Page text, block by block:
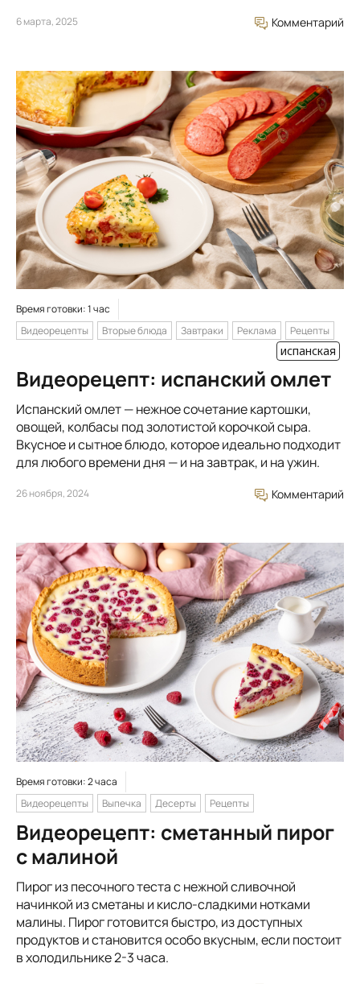
6 марта, 2025 Комментарий
Время готовки: 1 час
Видеорецепты
Вторые блюда Завтраки Реклама Рецепты
испанская
Видеорецепт: испанский омлет
Испанский омлет — нежное сочетание картошки,
овощей, колбасы под золотистой корочкой сыра.
Вкусное и сытное блюдо, которое идеально подходит
для любого времени дня — и на завтрак, и на ужин.
26 ноября, 2024 Комментарий
Время готовки: 2 часа
Видеорецепты
Выпечка Десерты Рецепты
Видеорецепт: сметанный пирог
с малиной
Пирог из песочного теста с нежной сливочной
начинкой из сметаны и кисло-сладкими нотками
малины. Пирог готовится быстро, из доступных
продуктов и становится особо вкусным, если постоит
в холодильнике 2-3 часа.